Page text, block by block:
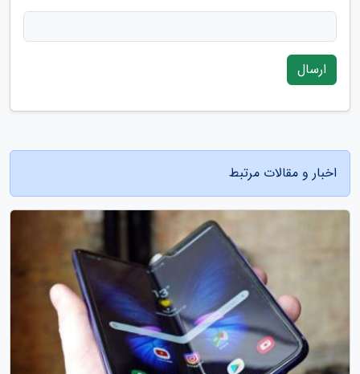
ارسال
اخبار و مقالات مرتبط